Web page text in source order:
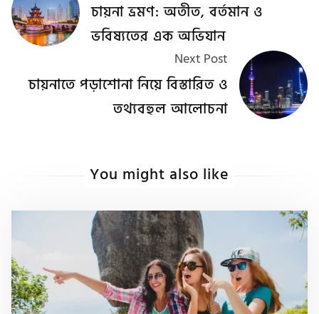
চায়না ভ্রমণ: অতীত, বর্তমান ও
ভবিষ্যতের এক অভিযান
Next Post
চায়নাতে পড়াশোনা নিয়ে বিস্তারিত ও
তথ্যবহুল আলোচনা
You might also like